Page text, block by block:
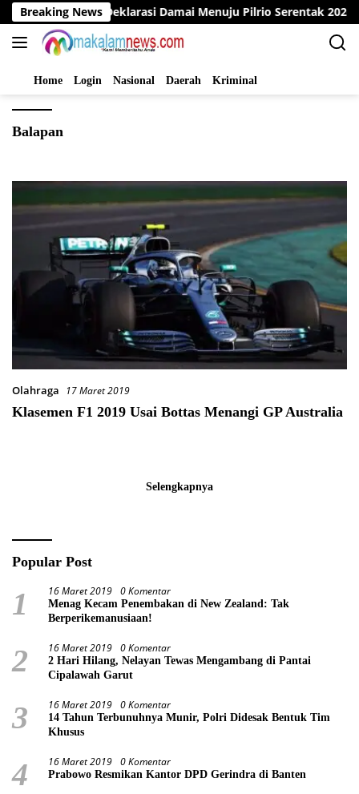
Langsung
ke
konten
Breaking News
Bungo Gelar Deklarasi Damai Menuju Pilrio Serentak 2026
Home Login Nasional Daerah Kriminal
Balapan
Olahraga 17 Maret 2019
Klasemen F1 2019 Usai Bottas Menangi GP Australia
Selengkapnya
Popular Post
1 16 Maret 2019 0 Komentar
Menag Kecam Penembakan di New Zealand: Tak
Berperikemanusiaan!
2 16 Maret 2019 0 Komentar
2 Hari Hilang, Nelayan Tewas Mengambang di Pantai
Cipalawah Garut
3 16 Maret 2019 0 Komentar
14 Tahun Terbunuhnya Munir, Polri Didesak Bentuk Tim
Khusus
4 16 Maret 2019 0 Komentar
Prabowo Resmikan Kantor DPD Gerindra di Banten